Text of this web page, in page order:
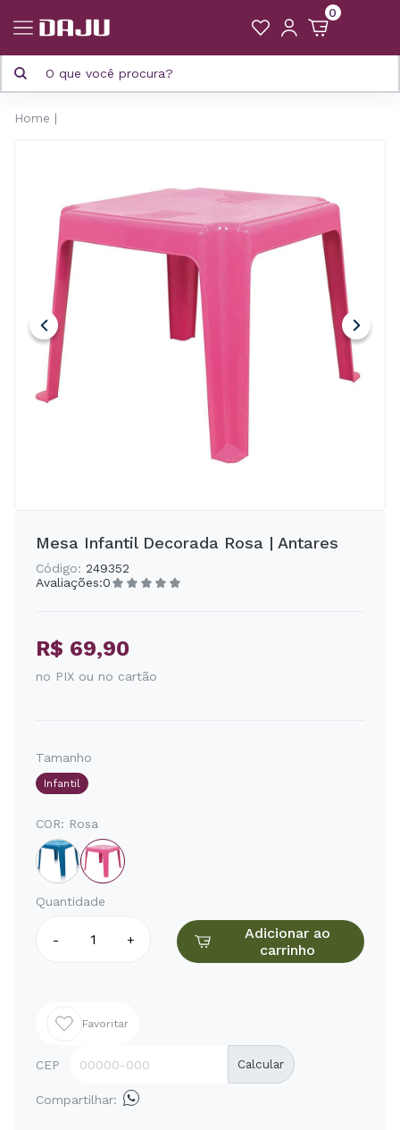
0
Home
Mesa Infantil Decorada Rosa | Antares
Código: 249352
Avaliações:0
R$ 69,90
no PIX ou no cartão
Tamanho
Infantil
COR: Rosa
Quantidade
- +
Adicionar ao
carrinho
Favoritar
CEP Calcular
Compartilhar: